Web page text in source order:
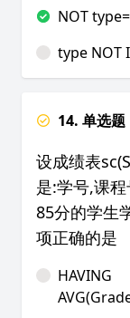
NOT
type NOT
14. 单选题
设成绩表
是:学号,课
85分的学生
项正确的是
HAVING